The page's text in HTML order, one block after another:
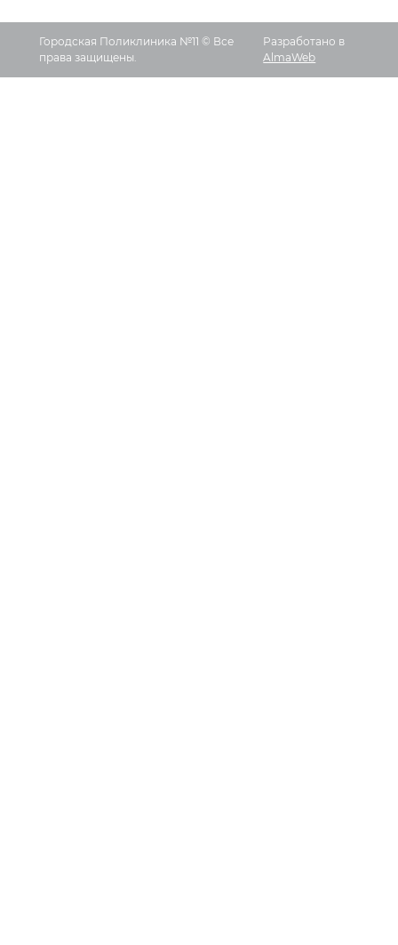
Городская Поликлиника №11 © Все
права защищены.
Разработано в
AlmaWeb